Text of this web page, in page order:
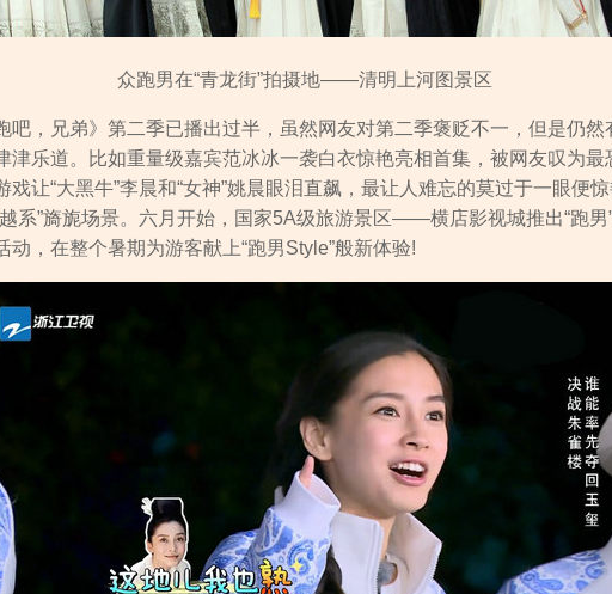
众跑男在“青龙街”拍摄地——清明上河图景区
，兄弟》第二季已播出过半，虽然网友对第二季褒贬不一，但是仍然
津乐道。比如重量级嘉宾范冰冰一袭白衣惊艳亮相首集，被网友叹为最
戏让“大黑牛”李晨和“女神”姚晨眼泪直飙，最让人难忘的莫过于一眼便
系”旖旎场景。六月开始，国家5A级旅游景区——横店影视城推出“跑男
动，在整个暑期为游客献上“跑男Style”般新体验!